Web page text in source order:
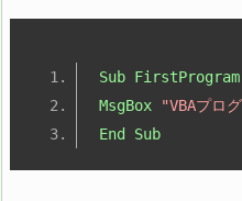
Sub FirstProgram
MsgBox
"VBAプロ
End
Sub